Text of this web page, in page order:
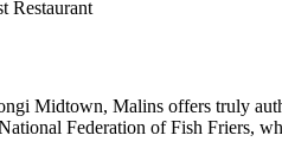
Midtown, Malins offers truly
Federation of Fish Friers,